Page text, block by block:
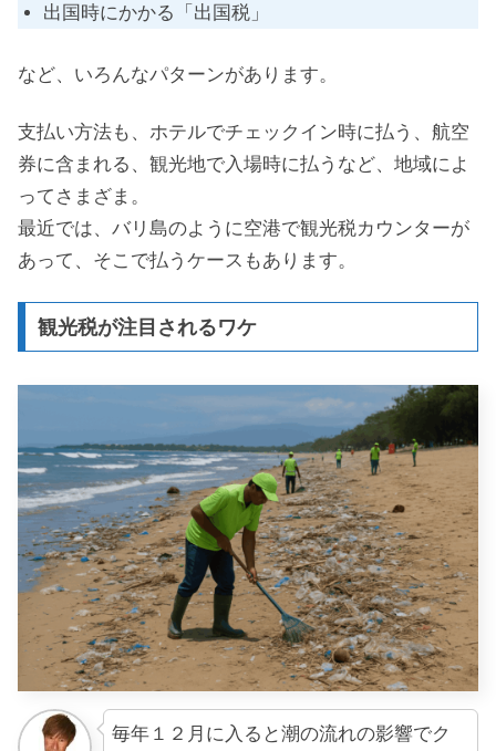
出国時にかかる「出国税」
など、いろんなパターンがあります。
支払い方法も、ホテルでチェックイン時に払う、航空
券に含まれる、観光地で入場時に払うなど、地域によ
ってさまざま。
最近では、バリ島のように空港で観光税カウンターが
あって、そこで払うケースもあります。
観光税が注目されるワケ
毎年１２月に入ると潮の流れの影響でク